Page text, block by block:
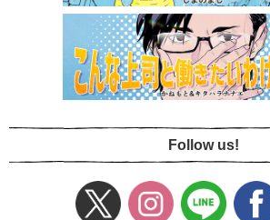
Follow us!